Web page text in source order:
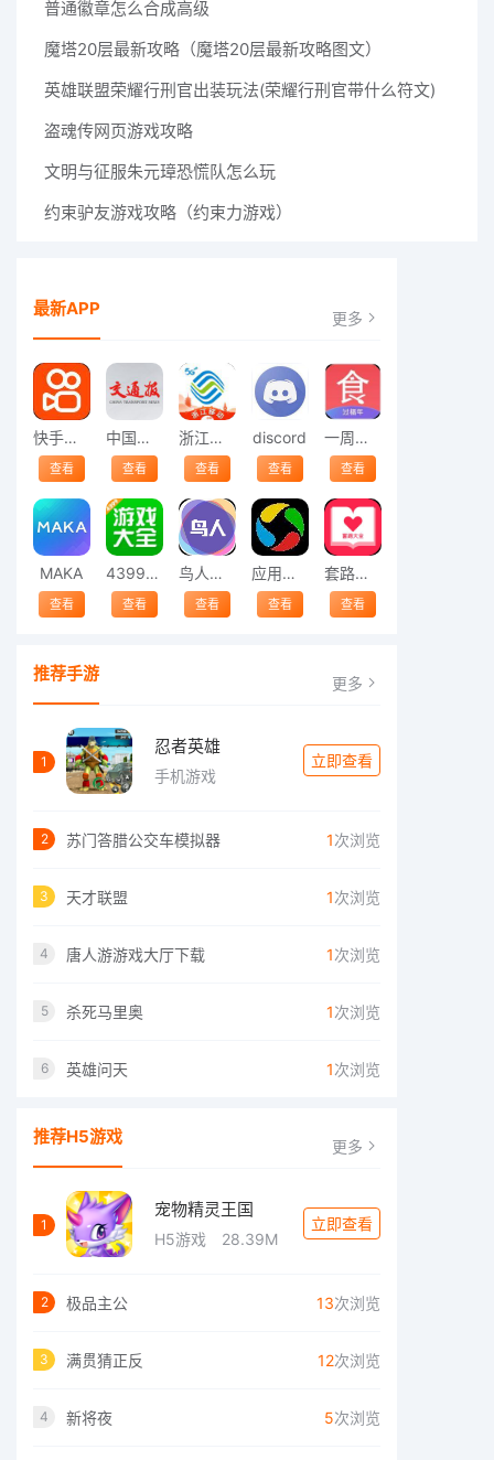
普通徽章怎么合成高级
魔塔20层最新攻略（魔塔20层最新攻略图文）
英雄联盟荣耀行刑官出装玩法(荣耀行刑官带什么符文)
盗魂传网页游戏攻略
文明与征服朱元璋恐慌队怎么玩
约束驴友游戏攻略（约束力游戏）
最新APP 更多
快手安装
查看
中国交通报
查看
浙江移动
查看
discord
查看
一周菜谱
查看
MAKA
查看
4399游戏大全
查看
鸟人助手
查看
应用宝下载
查看
套路大全
查看
推荐手游 更多
1
忍者英雄
手机游戏
立即查看
2 苏门答腊公交车模拟器 1次浏览
3 天才联盟 1次浏览
4 唐人游游戏大厅下载 1次浏览
5 杀死马里奥 1次浏览
6 英雄问天 1次浏览
推荐H5游戏 更多
1
宠物精灵王国
H5游戏 28.39M
立即查看
2 极品主公 13次浏览
3 满贯猜正反 12次浏览
4 新将夜 5次浏览